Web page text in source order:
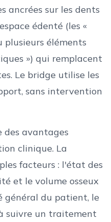
ancrées sur les dents
édenté (les «
plusieurs éléments
») qui remplacent
Le bridge utilise les
sans intervention
des avantages
clinique. La
facteurs : l'état des
et le volume osseux
général du patient, le
suivre un traitement